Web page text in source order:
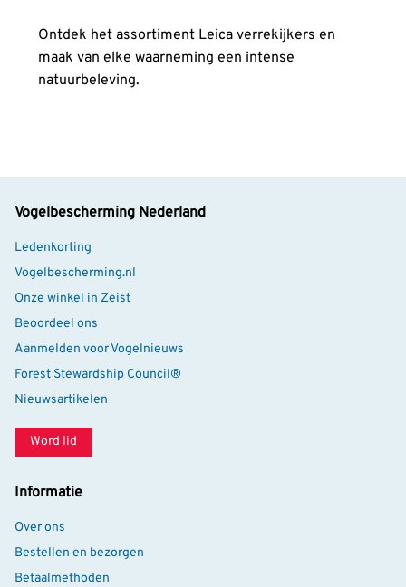
Ontdek het assortiment Leica verrekijkers en
maak van elke waarneming een intense
natuurbeleving.
Vogelbescherming Nederland
Ledenkorting
Vogelbescherming.nl
Onze winkel in Zeist
Beoordeel ons
Aanmelden voor Vogelnieuws
Forest Stewardship Council®
Nieuwsartikelen
Word lid
Informatie
Over ons
Bestellen en bezorgen
Betaalmethoden